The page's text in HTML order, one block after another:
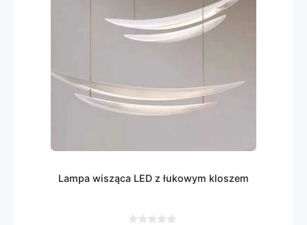
Lampa wisząca LED z łukowym kloszem